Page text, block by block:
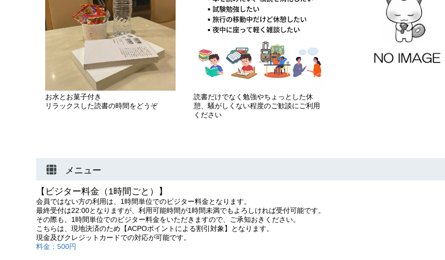
お水とお菓子付き
リラックスした読書の時間をどうぞ
読書だけでなく勉強やちょっとした休
憩、騒がしくない程度のご歓談にご利用
ください
メニュー
【ビジター料金（1時間ごと）】
会員ではない方の利用は、1時間単位でのビジター料金となります。
最終受付は22:00となりますが、利用可能時間が1時間未満でもよろしければ受付可能です。
その際も、1時間単位でのビジター料金をいただきますので、ご承知おきください。
こちらは、現地決済のため【ACPOポイントによる割引対象】となります。
現金及びクレジットカードでの対応が可能です。
料金：500円